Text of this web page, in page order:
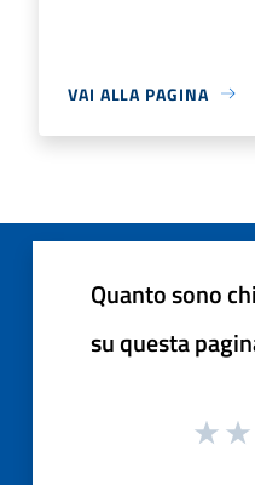
VAI ALLA PAGINA
Quanto sono
su questa